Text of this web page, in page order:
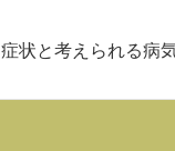
症状と考えられる病